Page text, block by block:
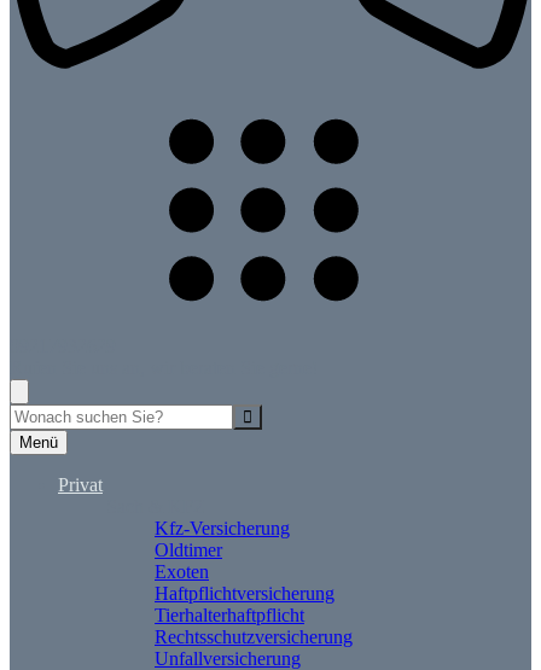
Menü
Privat
Kfz-Versicherung
Oldtimer
Exoten
Haftpflichtversicherung
Tierhalterhaftpflicht
Rechtsschutzversicherung
Unfallversicherung